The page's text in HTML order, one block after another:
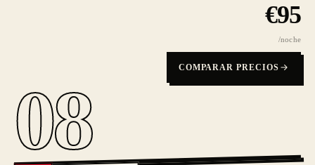
€95
/noche
COMPARAR PRECIOS
08